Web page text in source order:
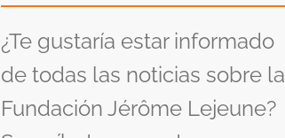
¿Te gustaría estar informado
de todas las noticias sobre la
Fundación Jérôme Lejeune?